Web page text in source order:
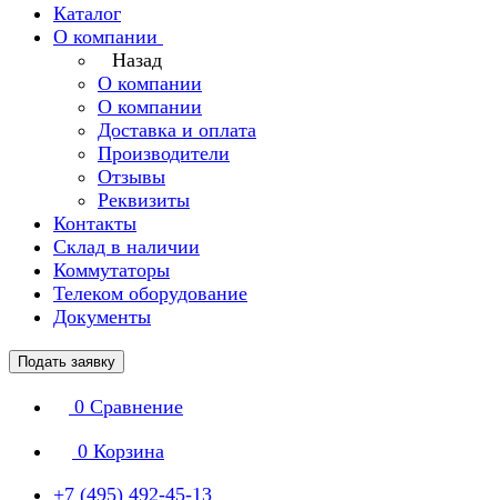
Каталог
О компании
Назад
О компании
О компании
Доставка и оплата
Производители
Отзывы
Реквизиты
Контакты
Склад в наличии
Коммутаторы
Телеком оборудование
Документы
Подать заявку
0 Сравнение
0 Корзина
+7 (495) 492-45-13